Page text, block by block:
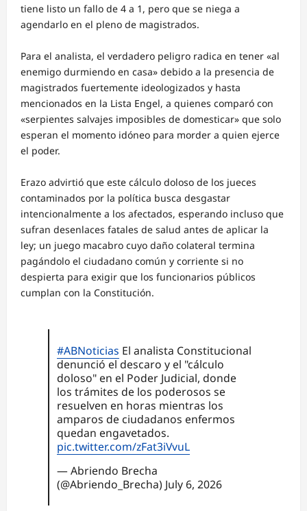
tiene listo un fallo de 4 a 1, pero que se niega a
agendarlo en el pleno de magistrados.
Para el analista, el verdadero peligro radica en tener «al
enemigo durmiendo en casa» debido a la presencia de
magistrados fuertemente ideologizados y hasta
mencionados en la Lista Engel, a quienes comparó con
«serpientes salvajes imposibles de domesticar» que solo
esperan el momento idóneo para morder a quien ejerce
el poder.
Erazo advirtió que este cálculo doloso de los jueces
contaminados por la política busca desgastar
intencionalmente a los afectados, esperando incluso que
sufran desenlaces fatales de salud antes de aplicar la
ley; un juego macabro cuyo daño colateral termina
pagándolo el ciudadano común y corriente si no
despierta para exigir que los funcionarios públicos
cumplan con la Constitución.
#ABNoticias El analista Constitucional
denunció el descaro y el "cálculo
doloso" en el Poder Judicial, donde
los trámites de los poderosos se
resuelven en horas mientras los
amparos de ciudadanos enfermos
quedan engavetados.
pic.twitter.com/zFat3iVvuL
— Abriendo Brecha
(@Abriendo_Brecha) July 6, 2026